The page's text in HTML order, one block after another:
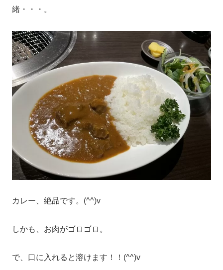
緒・・・。
カレー、絶品です。(^^)v
しかも、お肉がゴロゴロ。
で、口に入れると溶けます！！(^^)v